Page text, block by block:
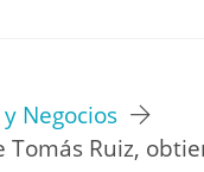
Negocios
Ruiz,